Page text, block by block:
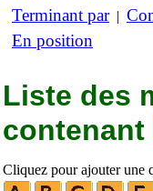
Terminant par|
En position
Liste des
contenant
Cliquez pour ajouter une